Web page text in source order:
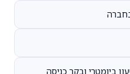
ביומטרי ובקר כניסה